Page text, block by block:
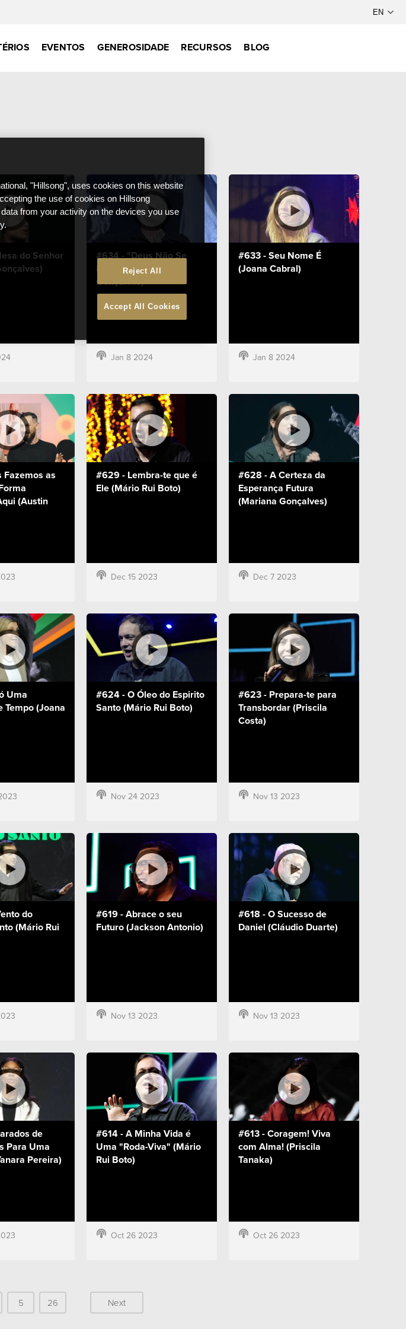
EVENTOS GENEROSIDADE RECURSOS BLOG
do Senhor
#634 - "Deus Não Se
Enganou" (Diogo
Gonçalves)
Jan 8 2024
#633 - Seu Nome É
(Joana Cabral)
Jan 8 2024
as
(Austin
#629 - Lembra-te que é
Ele (Mário Rui Boto)
Dec 15 2023
#628 - A Certeza da
Esperança Futura
(Mariana Gonçalves)
Dec 7 2023
Uma
Tempo (Joana
#624 - O Óleo do Espirito
Santo (Mário Rui Boto)
Nov 24 2023
#623 - Prepara-te para
Transbordar (Priscila
Costa)
Nov 13 2023
do
(Mário Rui
#619 - Abrace o seu
Futuro (Jackson Antonio)
Nov 13 2023
#618 - O Sucesso de
Daniel (Cláudio Duarte)
Nov 13 2023
de
Para Uma
Pereira)
#614 - A Minha Vida é
Uma "Roda-Viva" (Mário
Rui Boto)
Oct 26 2023
#613 - Coragem! Viva
com Alma! (Priscila
Tanaka)
Oct 26 2023
5 26 Next
"Hillsong", uses cookies on this website
the use of cookies on Hillsong
from your activity on the devices you use
Reject All
Accept All Cookies